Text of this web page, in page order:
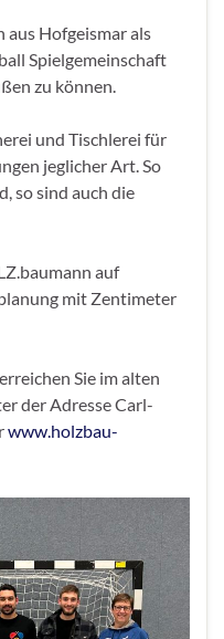
aus Hofgeismar als
Spielgemeinschaft
zu können.
und Tischlerei für
jeglicher Art. So
so sind auch die
auf
mit Zentimeter
Sie im alten
der Adresse Carl-
www.holzbau-